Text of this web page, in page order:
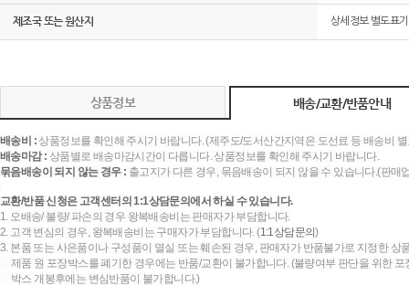
제조국 또는 원산지 상세정보 별도표기
상품정보 배송/교환/반품안내
배송비 :상품정보를 확인해 주시기 바랍니다. (제주도/도서산간지역은 도선료 등 배송비
배송마감 : 상품별로 배송마감시간이 다릅니다. 상품정보를 확인해 주시기 바랍니다.
묶음배송이 되지 않는 경우 : 출고지가 다른 경우, 묶음배송이 되지 않을 수 있습니다.(판
교환/반품 신청은 고객센터의 1:1상담문의에서 하실 수 있습니다.
1. 오배송/ 불량/ 파손의 경우 왕복배송비는 판매자가 부담합니다.
2. 고객 변심의 경우, 왕복배송비는 구매자가 부담합니다. (1:1상담문의)
3. 본품 또는 사은품이나 구성품이 멸실 또는 훼손된 경우, 판매자가 반품불가로 지정한 상
제품 원 포장박스를 폐기한 경우에는 반품/교환이 불가합니다. (불량여부 판단을 위한
박스 개봉후에는 변심반품이 불가합니다.)